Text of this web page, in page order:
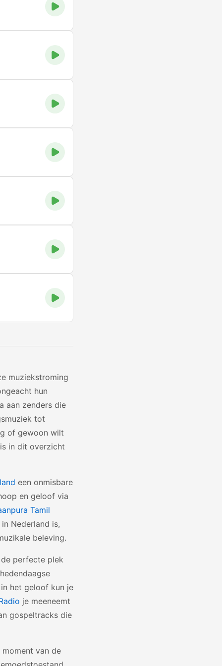
muziekstroming
hun
aan zenders die
tot
of gewoon wilt
in dit overzicht
een onmisbare
en geloof via
Tamil
Nederland is,
beleving.
perfecte plek
het geloof kun je
je meeneemt
gospeltracks die
van de